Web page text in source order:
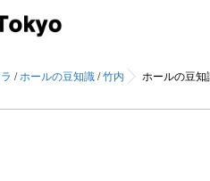
/ホールの豆知識 /竹内 ホールの豆